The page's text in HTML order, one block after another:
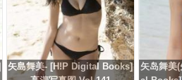
矢島舞美- [H!P Digital Books]
矢岛舞美